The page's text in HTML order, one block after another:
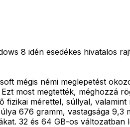
8 idén esedékes hivatalos
mégis némi meglepetést
most megtették, méghozzá
fizikai mérettel, súllyal,
676 gramm, vastagsága 9,3
32 és 64 GB-os változatban